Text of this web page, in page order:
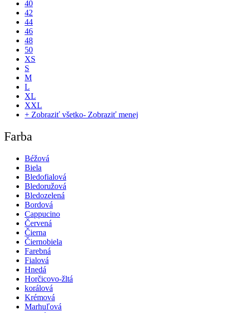
40
42
44
46
48
50
XS
S
M
L
XL
XXL
+ Zobraziť všetko- Zobraziť menej
Farba
Béžová
Biela
Bledofialová
Bledoružová
Bledozelená
Bordová
Cappucino
Červená
Čierna
Čiernobiela
Farebná
Fialová
Hnedá
Horčicovo-žltá
korálová
Krémová
Marhuľová